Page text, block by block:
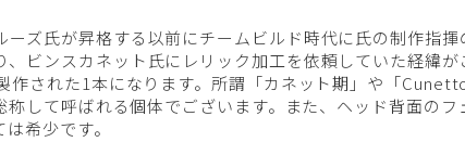
ズ氏が昇格する以前にチームビルド時代に氏の制作指
、ビンスカネット氏にレリック加工を依頼していた経緯
作された1本になります。所謂「カネット期」や「
して呼ばれる個体でございます。また、ヘッド背面の
希少です。